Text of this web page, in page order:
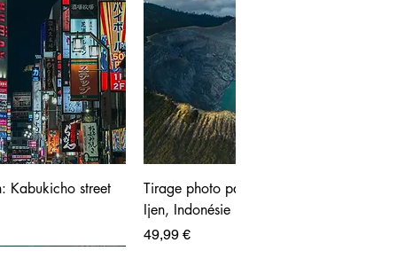
Kabukicho street
Tirage photo panoramique - Volcan
Ijen, Indonésie
Prix
49,99 €